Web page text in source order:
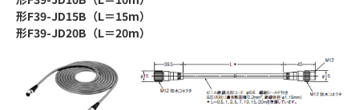
形F39-JD15B（L＝15m）
形F39-JD20B（L＝20m）